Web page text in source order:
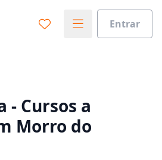
Entrar
ideal para seus estudos
- Cursos a
Morro do